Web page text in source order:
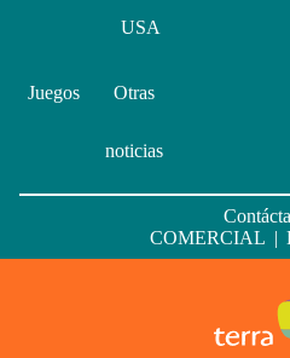
USA
Juegos Otras
noticias
COMERCIAL |